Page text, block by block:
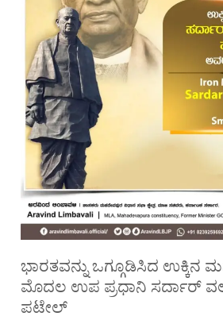
ಭಾರತವನ್ನು ಒಗ್ಗೂಡಿಸಿದ ಉಕ್ಕಿನ
ಮೊದಲ ಉಪ ಪ್ರಧಾನಿ ಸರ್ದಾರ್
ಪಟೇಲ್